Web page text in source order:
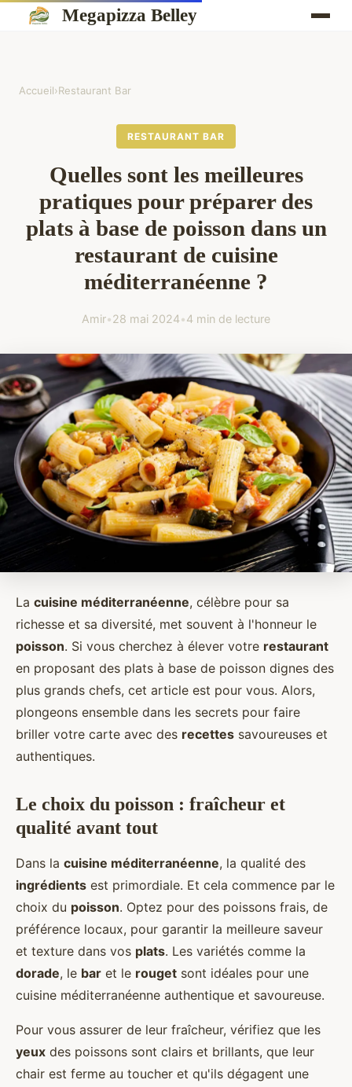
Megapizza Belley
Accueil›Restaurant Bar
RESTAURANT BAR
Quelles sont les meilleures
pratiques pour préparer des
plats à base de poisson dans un
restaurant de cuisine
méditerranéenne ?
Amir•28 mai 2024•4 min de lecture
La cuisine méditerranéenne, célèbre pour sa
richesse et sa diversité, met souvent à l'honneur le
poisson. Si vous cherchez à élever votre restaurant
en proposant des plats à base de poisson dignes des
plus grands chefs, cet article est pour vous. Alors,
plongeons ensemble dans les secrets pour faire
briller votre carte avec des recettes savoureuses et
authentiques.
Le choix du poisson : fraîcheur et
qualité avant tout
Dans la cuisine méditerranéenne, la qualité des
ingrédients est primordiale. Et cela commence par le
choix du poisson. Optez pour des poissons frais, de
préférence locaux, pour garantir la meilleure saveur
et texture dans vos plats. Les variétés comme la
dorade, le bar et le rouget sont idéales pour une
cuisine méditerranéenne authentique et savoureuse.
Pour vous assurer de leur fraîcheur, vérifiez que les
yeux des poissons sont clairs et brillants, que leur
chair est ferme au toucher et qu'ils dégagent une